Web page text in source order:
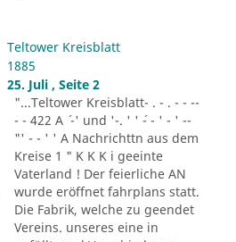
Teltower Kreisblatt
1885
25. Juli , Seite 2
"...Teltower Kreisblatt- . - . - - --
- - 422 A ´ -' und '-. ' ' ´- - ' - ' --
"' - - ' ' A Nachrichttn aus dem
Kreise 1 " K K K i geeinte
Vaterland ! Der feierliche AN
wurde eröffnet fahrplans statt.
Die Fabrik, welche zu geendet
Vereins. unseres eine in